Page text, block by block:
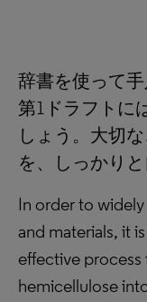
辞書を使って
第1ドラフトに
しょう。大切
を、しっかり
In order to
and materials, it
effective
hemicellulose